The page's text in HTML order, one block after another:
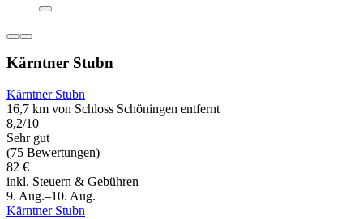
Kärntner Stubn
Kärntner Stubn
16,7 km von Schloss Schöningen entfernt
8,2/10
Sehr gut
(75 Bewertungen)
82 €
inkl. Steuern & Gebühren
9. Aug.–10. Aug.
Kärntner Stubn